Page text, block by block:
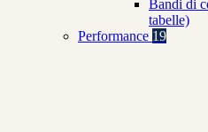
Bandi di
tabelle)
Performance 19